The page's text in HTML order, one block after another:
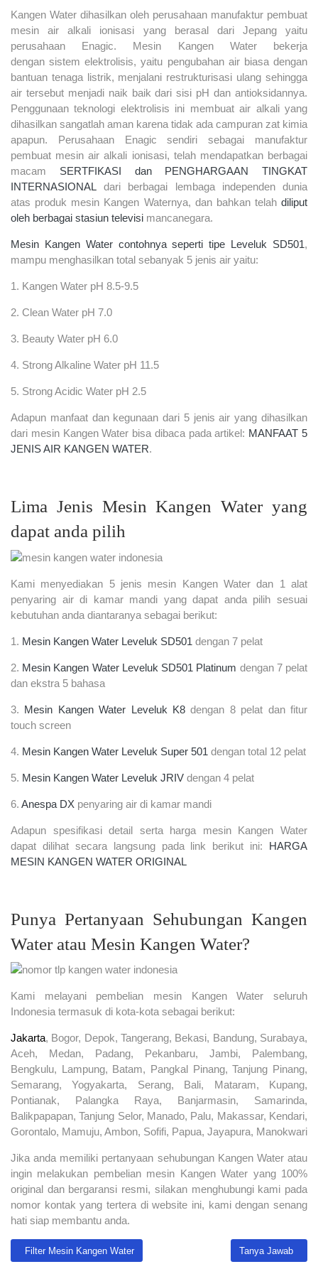
Kangen Water dihasilkan oleh perusahaan manufaktur pembuat
mesin air alkali ionisasi yang berasal dari Jepang yaitu
perusahaan Enagic. Mesin Kangen Water bekerja
dengan sistem elektrolisis, yaitu pengubahan air biasa dengan
bantuan tenaga listrik, menjalani restrukturisasi ulang sehingga
air tersebut menjadi naik baik dari sisi pH dan antioksidannya.
Penggunaan teknologi elektrolisis ini membuat air alkali yang
dihasilkan sangatlah aman karena tidak ada campuran zat kimia
apapun. Perusahaan Enagic sendiri sebagai manufaktur
pembuat mesin air alkali ionisasi, telah mendapatkan berbagai
macam SERTFIKASI dan PENGHARGAAN TINGKAT
INTERNASIONAL dari berbagai lembaga independen dunia
atas produk mesin Kangen Waternya, dan bahkan telah diliput
oleh berbagai stasiun televisi mancanegara.
Mesin Kangen Water contohnya seperti tipe Leveluk SD501,
mampu menghasilkan total sebanyak 5 jenis air yaitu:
1. Kangen Water pH 8.5-9.5
2. Clean Water pH 7.0
3. Beauty Water pH 6.0
4. Strong Alkaline Water pH 11.5
5. Strong Acidic Water pH 2.5
Adapun manfaat dan kegunaan dari 5 jenis air yang dihasilkan
dari mesin Kangen Water bisa dibaca pada artikel: MANFAAT 5
JENIS AIR KANGEN WATER.
Lima Jenis Mesin Kangen Water yang
dapat anda pilih
Kami menyediakan 5 jenis mesin Kangen Water dan 1 alat
penyaring air di kamar mandi yang dapat anda pilih sesuai
kebutuhan anda diantaranya sebagai berikut:
1. Mesin Kangen Water Leveluk SD501 dengan 7 pelat
2. Mesin Kangen Water Leveluk SD501 Platinum dengan 7 pelat
dan ekstra 5 bahasa
3. Mesin Kangen Water Leveluk K8 dengan 8 pelat dan fitur
touch screen
4. Mesin Kangen Water Leveluk Super 501 dengan total 12 pelat
5. Mesin Kangen Water Leveluk JRIV dengan 4 pelat
6. Anespa DX penyaring air di kamar mandi
Adapun spesifikasi detail serta harga mesin Kangen Water
dapat dilihat secara langsung pada link berikut ini: HARGA
MESIN KANGEN WATER ORIGINAL
Punya Pertanyaan Sehubungan Kangen
Water atau Mesin Kangen Water?
Kami melayani pembelian mesin Kangen Water seluruh
Indonesia termasuk di kota-kota sebagai berikut:
Jakarta, Bogor, Depok, Tangerang, Bekasi, Bandung, Surabaya,
Aceh, Medan, Padang, Pekanbaru, Jambi, Palembang,
Bengkulu, Lampung, Batam, Pangkal Pinang, Tanjung Pinang,
Semarang, Yogyakarta, Serang, Bali, Mataram, Kupang,
Pontianak, Palangka Raya, Banjarmasin, Samarinda,
Balikpapapan, Tanjung Selor, Manado, Palu, Makassar, Kendari,
Gorontalo, Mamuju, Ambon, Sofifi, Papua, Jayapura, Manokwari
Jika anda memiliki pertanyaan sehubungan Kangen Water atau
ingin melakukan pembelian mesin Kangen Water yang 100%
original dan bergaransi resmi, silakan menghubungi kami pada
nomor kontak yang tertera di website ini, kami dengan senang
hati siap membantu anda.
Previous article: Filter Mesin Kangen Water
Filter Mesin Kangen Water Next article:
Tanya Jawab